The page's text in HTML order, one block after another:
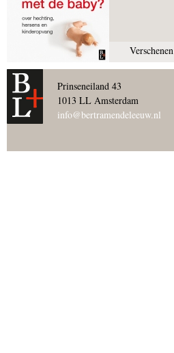
Verschenen
Pagina's
Prinseneiland 43
1013 LL Amsterdam
info@bertramendeleeuw.nl